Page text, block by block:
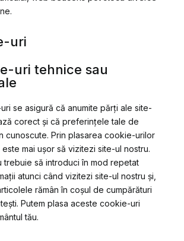
uri
uri tehnice sau
se asigură că anumite părți ale site-
corect și că preferințele tale de
cunoscute. Prin plasarea cookie-urilor
mai ușor să vizitezi site-ul nostru.
trebuie să introduci în mod repetat
atunci când vizitezi site-ul nostru și,
rămân în coșul de cumpărături
Putem plasa aceste cookie-uri
tău.